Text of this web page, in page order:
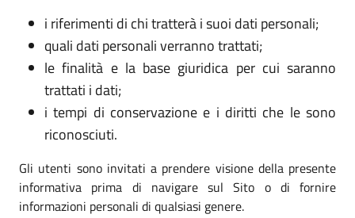
i riferimenti di chi tratterà i suoi dati personali;
quali dati personali verranno trattati;
le finalità e la base giuridica per cui saranno
trattati i dati;
i tempi di conservazione e i diritti che le sono
riconosciuti.
Gli utenti sono invitati a prendere visione della presente
informativa prima di navigare sul Sito o di fornire
informazioni personali di qualsiasi genere.